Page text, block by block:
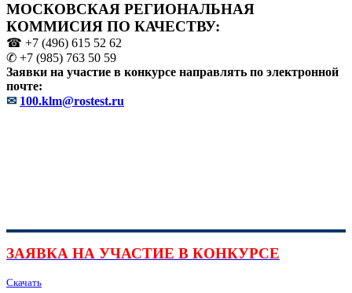
МОСКОВСКАЯ РЕГИОНАЛЬНАЯ
КОММИСИЯ ПО КАЧЕСТВУ:
☎ +7 (496) 615 52 62
✆ +7 (985) 763 50 59
Заявки на участие в конкурсе направлять по электронной
почте:
✉ 100.klm@rostest.ru
ЗАЯВКА НА УЧАСТИЕ В КОНКУРСЕ
Скачать